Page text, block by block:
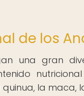
de los
una gran
la maca,